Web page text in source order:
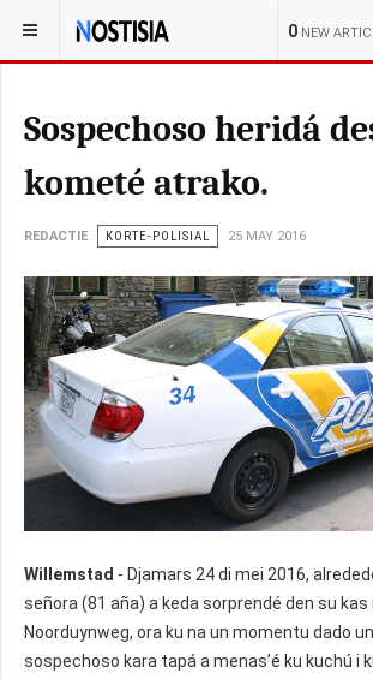
0 NEW
YOU ARE HERE: CURAÇAO LOKAL
Sospechoso heridá
kometé atrako.
REDACTIE KORTE-POLISIAL 25 MAY 2016
Willemstad - Djamars 24 di mei 2016,
señora (81 aña) a keda sorprendé den su kas
Noorduynweg, ora ku na un momentu dado
sospechoso kara tapá a menas’é ku kuchú i